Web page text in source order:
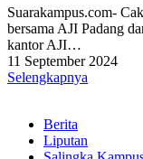
Suarakampus.com-
bersama AJI Padang
kantor AJI…
11 September 2024
Selengkapnya
Berita
Liputan